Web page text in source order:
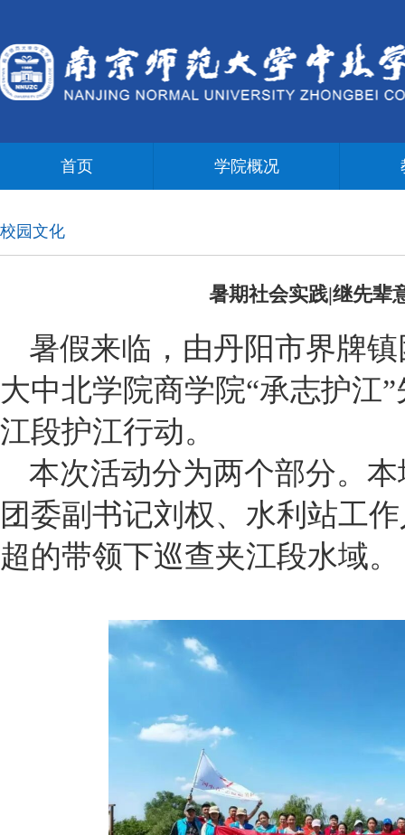
首页 学院概况
校园文化
暑期社会实践|继先辈
暑假来临，由丹阳市界牌
大中北学院商学院“承志护江
江段护江行动。
本次活动分为两个部分。
团委副书记刘权、水利站工
超的带领下巡查夹江段水域。